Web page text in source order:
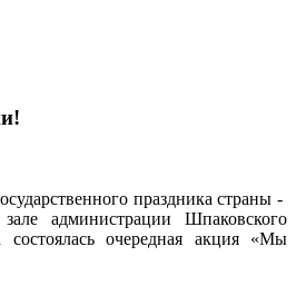
праздника страны -
администрации Шпаковского
состоялась очередная акция «Мы